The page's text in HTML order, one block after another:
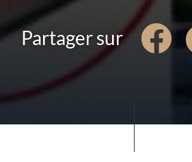
Partager sur